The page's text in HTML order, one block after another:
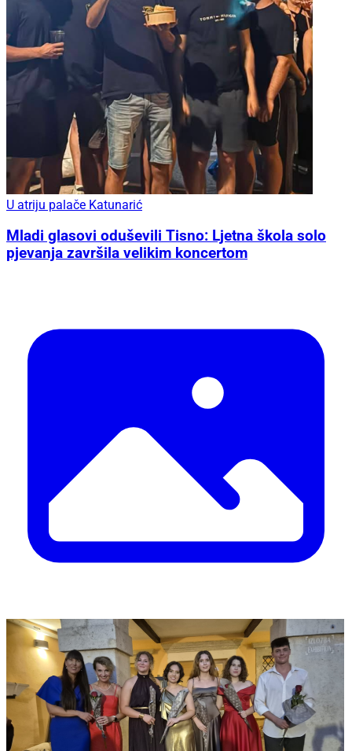
U atriju palače Katunarić
Mladi glasovi oduševili Tisno: Ljetna škola solo
pjevanja završila velikim koncertom